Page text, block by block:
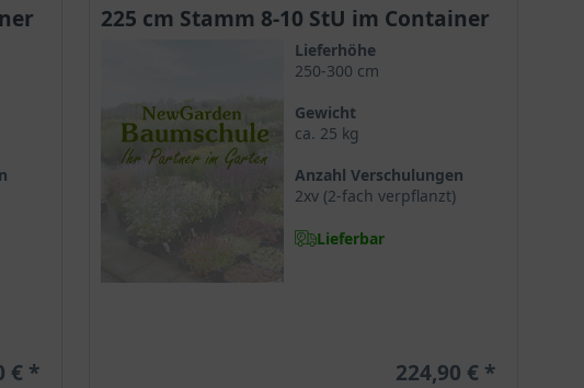
Obgleich ’Nanum‘ bereits seit 1839 bekannt ist gilt die
Beinamens ’Nanum‘ (Zwerg) eine geringe Endhöhe. Er
auch der Name Kugel-Feldahorn) und eine charismatische
von den gemäßigten Zonen Europas über Kleinasien, Nordiran
€
225 cm Stamm 8-10 StU im Container
Lieferhöhe
250-300 cm
Gewicht
ca. 25 kg
Anzahl Verschulungen
2xv (2-fach verpflanzt)
Lieferbar
224,90 €